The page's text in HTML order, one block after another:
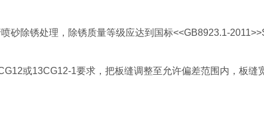
砂除锈处理，除锈质量等级应达到国标<<GB8923.1-
或13CG12-1要求，把板缝调整至允许偏差范围内，板缝